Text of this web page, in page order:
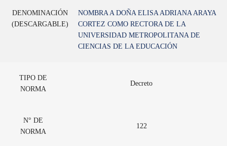
DENOMINACIÓN
(DESCARGABLE)
NOMBRA A DOÑA ELISA ADRIANA ARAYA
CORTEZ COMO RECTORA DE LA
UNIVERSIDAD METROPOLITANA DE
CIENCIAS DE LA EDUCACIÓN
TIPO DE
NORMA
Decreto
N° DE
NORMA
122